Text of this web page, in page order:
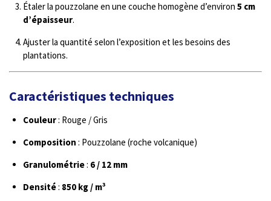
Étaler la pouzzolane en une couche homogène d’environ 5 cm
d’épaisseur.
Ajuster la quantité selon l’exposition et les besoins des
plantations.
Caractéristiques techniques
Couleur: Rouge / Gris
Composition : Pouzzolane (roche volcanique)
Granulométrie: 6 / 12 mm
Densité: 850 kg / m³